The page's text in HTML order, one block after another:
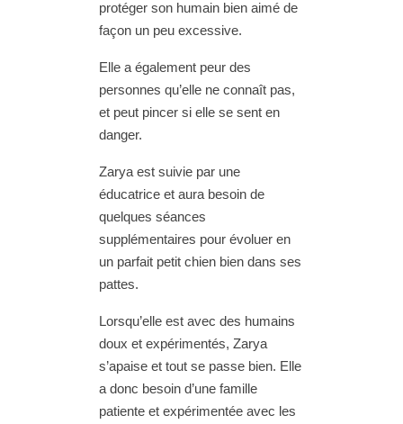
protéger son humain bien aimé de
façon un peu excessive.
Elle a également peur des
personnes qu’elle ne connaît pas,
et peut pincer si elle se sent en
danger.
Zarya est suivie par une
éducatrice et aura besoin de
quelques séances
supplémentaires pour évoluer en
un parfait petit chien bien dans ses
pattes.
Lorsqu’elle est avec des humains
doux et expérimentés, Zarya
s’apaise et tout se passe bien. Elle
a donc besoin d’une famille
patiente et expérimentée avec les